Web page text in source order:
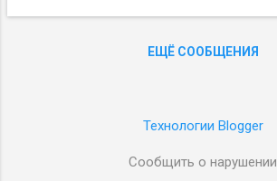
ЕЩЁ СООБЩЕНИЯ
Технологии Blogger
Сообщить о нарушении